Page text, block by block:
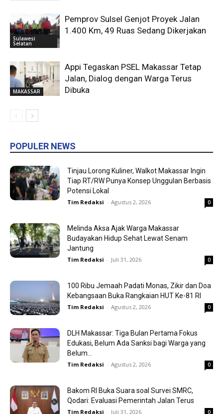
Sulawesi
Selatan
Pemprov Sulsel Genjot Proyek Jalan
1.400 Km, 49 Ruas Sedang Dikerjakan
MAKASSAR
Appi Tegaskan PSEL Makassar Tetap
Jalan, Dialog dengan Warga Terus
Dibuka
POPULER NEWS
Tinjau Lorong Kuliner, Walkot Makassar Ingin
Tiap RT/RW Punya Konsep Unggulan Berbasis
Potensi Lokal
Tim Redaksi - Agustus 2, 2026 0
Melinda Aksa Ajak Warga Makassar
Budayakan Hidup Sehat Lewat Senam
Jantung
Tim Redaksi - Juli 31, 2026 0
100 Ribu Jemaah Padati Monas, Zikir dan Doa
Kebangsaan Buka Rangkaian HUT Ke-81 RI
Tim Redaksi - Agustus 2, 2026 0
DLH Makassar: Tiga Bulan Pertama Fokus
Edukasi, Belum Ada Sanksi bagi Warga yang
Belum...
Tim Redaksi - Agustus 2, 2026 0
Bakom RI Buka Suara soal Survei SMRC,
Qodari: Evaluasi Pemerintah Jalan Terus
Tim Redaksi - Juli 31, 2026 0